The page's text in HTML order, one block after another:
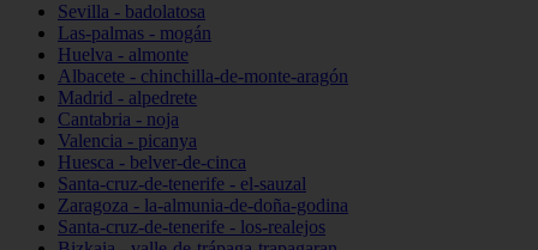
Sevilla - badolatosa
Las-palmas - mogán
Huelva - almonte
Albacete - chinchilla-de-monte-aragón
Madrid - alpedrete
Cantabria - noja
Valencia - picanya
Huesca - belver-de-cinca
Santa-cruz-de-tenerife - el-sauzal
Zaragoza - la-almunia-de-doña-godina
Santa-cruz-de-tenerife - los-realejos